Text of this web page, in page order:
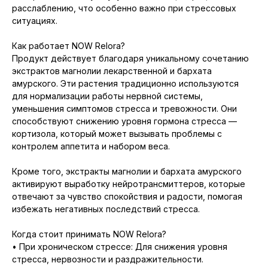
расслаблению, что особенно важно при стрессовых
ситуациях.
Как работает NOW Relora?
Продукт действует благодаря уникальному сочетанию
экстрактов магнолии лекарственной и бархата
амурского. Эти растения традиционно используются
для нормализации работы нервной системы,
уменьшения симптомов стресса и тревожности. Они
способствуют снижению уровня гормона стресса —
кортизола, который может вызывать проблемы с
контролем аппетита и набором веса.
Кроме того, экстракты магнолии и бархата амурского
активируют выработку нейротрансмиттеров, которые
отвечают за чувство спокойствия и радости, помогая
избежать негативных последствий стресса.
Когда стоит принимать NOW Relora?
• При хроническом стрессе: Для снижения уровня
стресса, нервозности и раздражительности.